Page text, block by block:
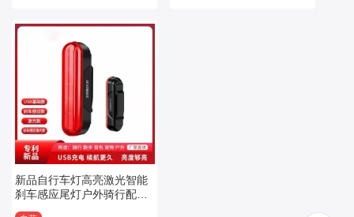
新品自行车灯高亮激光智能
刹车感应尾灯户外骑行配件